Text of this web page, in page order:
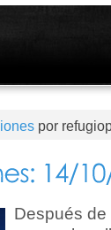
por
Después